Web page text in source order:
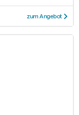
zum Angebot